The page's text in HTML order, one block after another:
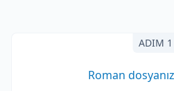
ADIM 1
Roman